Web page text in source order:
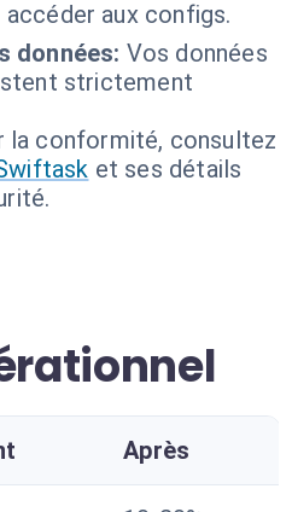
aux configs.
données: Vos données
strictement
la conformité, consultez
et ses détails
Après